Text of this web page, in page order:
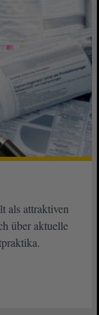
als attraktiven
über aktuelle